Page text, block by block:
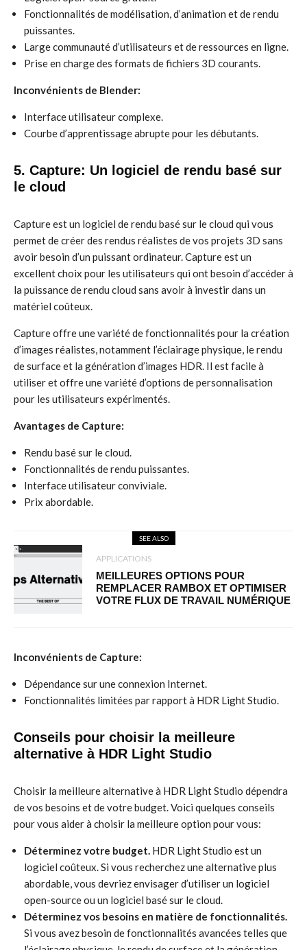
Fonctionnalités de modélisation, d’animation et de rendu
puissantes.
Large communauté d’utilisateurs et de ressources en ligne.
Prise en charge des formats de fichiers 3D courants.
Inconvénients de Blender:
Interface utilisateur complexe.
Courbe d’apprentissage abrupte pour les débutants.
5. Capture: Un logiciel de rendu basé sur
le cloud
Capture est un logiciel de rendu basé sur le cloud qui vous
permet de créer des rendus réalistes de vos projets 3D sans
avoir besoin d’un puissant ordinateur. Capture est un
excellent choix pour les utilisateurs qui ont besoin d’accéder à
la puissance de rendu cloud sans avoir à investir dans un
matériel coûteux.
Capture offre une variété de fonctionnalités pour la création
d’images réalistes, notamment l’éclairage physique, le rendu
de surface et la génération d’images HDR. Il est facile à
utiliser et offre une variété d’options de personnalisation
pour les utilisateurs expérimentés.
Avantages de Capture:
Rendu basé sur le cloud.
Fonctionnalités de rendu puissantes.
Interface utilisateur conviviale.
Prix abordable.
SEE ALSO
APPLICATIONS
MEILLEURES OPTIONS POUR
REMPLACER RAMBOX ET OPTIMISER
VOTRE FLUX DE TRAVAIL NUMÉRIQUE
Inconvénients de Capture:
Dépendance sur une connexion Internet.
Fonctionnalités limitées par rapport à HDR Light Studio.
Conseils pour choisir la meilleure
alternative à HDR Light Studio
Choisir la meilleure alternative à HDR Light Studio dépendra
de vos besoins et de votre budget. Voici quelques conseils
pour vous aider à choisir la meilleure option pour vous:
Déterminez votre budget. HDR Light Studio est un
logiciel coûteux. Si vous recherchez une alternative plus
abordable, vous devriez envisager d’utiliser un logiciel
open-source ou un logiciel basé sur le cloud.
Déterminez vos besoins en matière de fonctionnalités.
Si vous avez besoin de fonctionnalités avancées telles que